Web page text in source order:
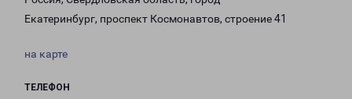
Екатеринбург, проспект Космонавтов, строение 41
на карте
ТЕЛЕФОН